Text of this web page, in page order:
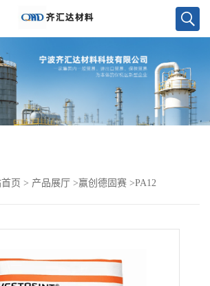
页 > 产品展厅 >赢创德固赛 >PA12